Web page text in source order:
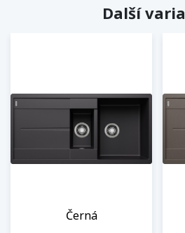
Další
Černá